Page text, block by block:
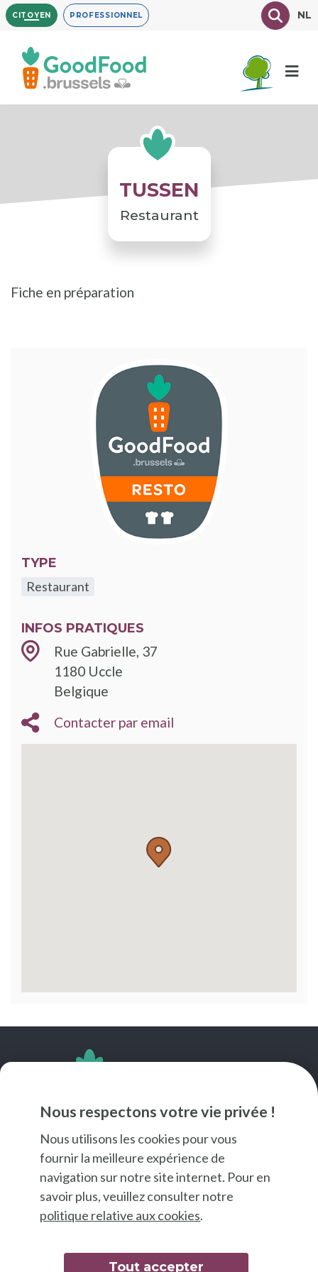
Nous respectons votre vie privée !
Nous utilisons les cookies pour vous
fournir la meilleure expérience de
navigation sur notre site internet. Pour en
savoir plus, veuillez consulter notre
politique relative aux cookies.
Tout accepter
Aller
au
contenu
principal
CITOYEN PROFESSIONNEL TexteNL
TUSSEN
Restaurant
Fiche en préparation
TYPE
Restaurant
INFOS PRATIQUES
Rue Gabrielle, 37
1180 Uccle
Belgique
Contacter par email